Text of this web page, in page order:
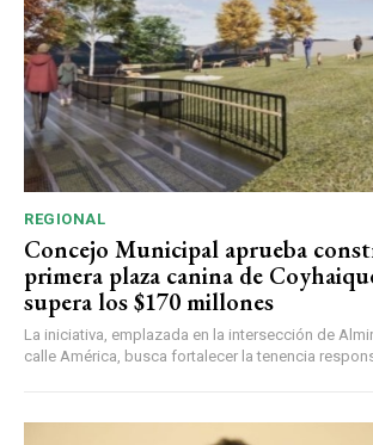
REGIONAL
Concejo Municipal aprueba
primera plaza canina de
supera los $170 millones
La iniciativa, emplazada en la intersección de
calle América, busca fortalecer la tenencia